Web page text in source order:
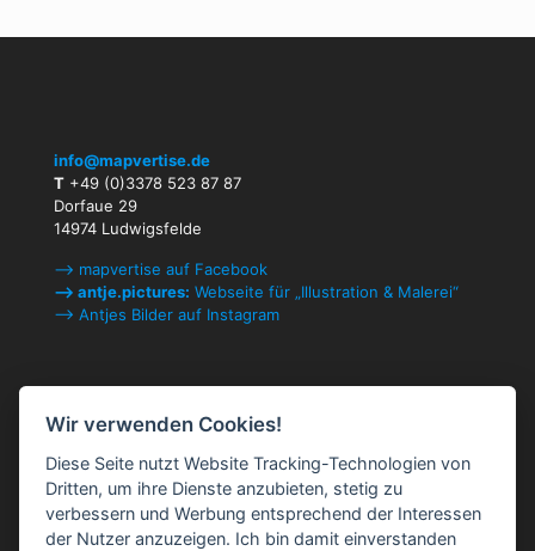
info@mapvertise.de
T +49 (0)3378 523 87 87
Dorfaue 29
14974 Ludwigsfelde
⟶ mapvertise auf Facebook
⟶ antje.pictures: Webseite für „Illustration & Malerei“
⟶ Antjes Bilder auf Instagram
Datenschutzerklärung
Cookie-Einstellungen ändern
AGB
Wir verwenden Cookies!
Diese Seite nutzt Website Tracking-Technologien von
Dritten, um ihre Dienste anzubieten, stetig zu
verbessern und Werbung entsprechend der Interessen
der Nutzer anzuzeigen. Ich bin damit einverstanden